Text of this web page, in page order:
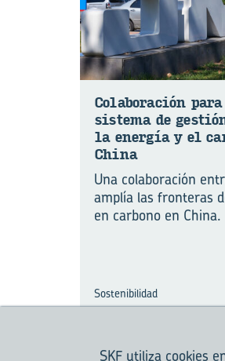
Co­la­bo­ra­ción
sis­te­ma de
la ener­gía y el
China
Una colaboración
amplía las fronteras
en carbono en China.
Sostenibilidad
SKF utiliza cookies